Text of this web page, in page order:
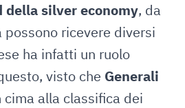
silver economy, da
ricevere diversi
ha infatti un ruolo
visto che Generali
cima alla classifica dei